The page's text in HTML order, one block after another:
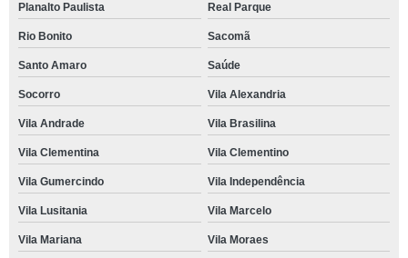
Planalto Paulista Real Parque
Rio Bonito Sacomã
Santo Amaro Saúde
Socorro Vila Alexandria
Vila Andrade Vila Brasilina
Vila Clementina Vila Clementino
Vila Gumercindo Vila Independência
Vila Lusitania Vila Marcelo
Vila Mariana Vila Moraes